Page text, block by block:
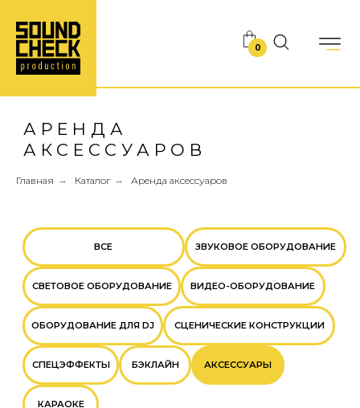
0
АРЕНДА
АКСЕССУАРОВ
Главная → Каталог → Аренда аксессуаров
ВСЕ
ОБОРУДОВАНИЕ ДЛЯ DJ СЦЕНИЧЕСКИЕ КОНСТРУКЦИИ
СПЕЦЭФФЕКТЫ АКСЕССУАРЫ
КАРАОКЕ
ВЫПОЛНЕННЫЕ
ПРОЕКТЫ